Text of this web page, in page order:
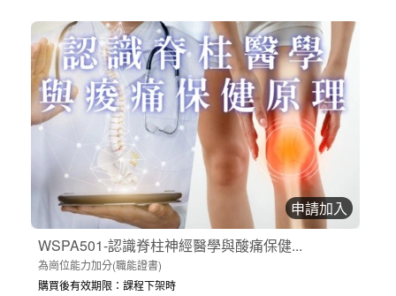
申請加入
WSPA501-認識脊柱神經醫學與酸痛保健...
為崗位能力加分(職能證書)
購買後有效期限：課程下架時